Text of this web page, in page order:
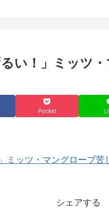
い！」ミッツ
Pocket
シェアする